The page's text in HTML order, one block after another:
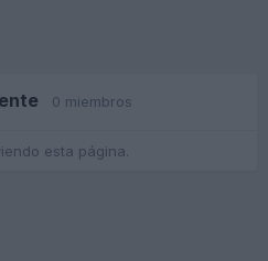
0 miembros
esta página.